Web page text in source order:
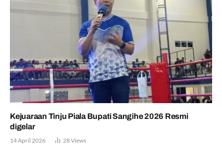
Kejuaraan Tinju Piala Bupati Sangihe 2026 Resmi
digelar
14 April 2026 28Views